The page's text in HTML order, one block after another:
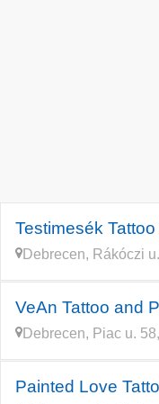
Testimesék
Debrecen, Rákóczi
VeAn Tattoo and
Debrecen, Piac u.
Painted Love